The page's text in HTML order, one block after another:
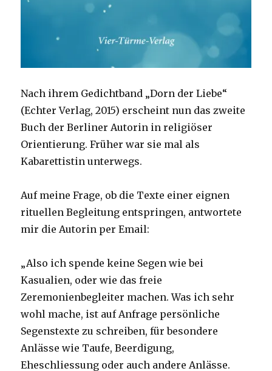
Nach ihrem Gedichtband „Dorn der Liebe“
(Echter Verlag, 2015) erscheint nun das zweite
Buch der Berliner Autorin in religiöser
Orientierung. Früher war sie mal als
Kabarettistin unterwegs.
Auf meine Frage, ob die Texte einer eignen
rituellen Begleitung entspringen, antwortete
mir die Autorin per Email:
„Also ich spende keine Segen wie bei
Kasualien, oder wie das freie
Zeremonienbegleiter machen. Was ich sehr
wohl mache, ist auf Anfrage persönliche
Segenstexte zu schreiben, für besondere
Anlässe wie Taufe, Beerdigung,
Eheschliessung oder auch andere Anlässe.